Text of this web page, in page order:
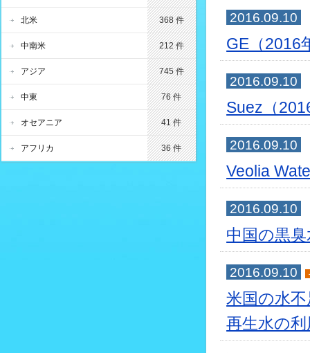
2016.09.10
GE（2016
2016.09.10
Suez（
2016.09.10
Veolia
2016.09.10
中国の黒
2016.09.10
米国の水
再生水の利
北米 368 件
中南米 212 件
アジア 745 件
中東 76 件
オセアニア 41 件
アフリカ 36 件